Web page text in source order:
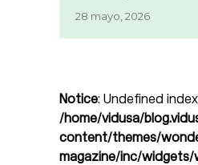
28 mayo, 2026
Notice: Undefined
/home/vidusa/
content/themes/
magazine/inc/widgets/